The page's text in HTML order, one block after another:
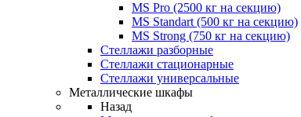
MS Pro (2500 кг на секцию)
MS Standart (500 кг на секцию)
MS Strong (750 кг на секцию)
Стеллажи разборные
Стеллажи стационарные
Стеллажи универсальные
Металлические шкафы
Назад